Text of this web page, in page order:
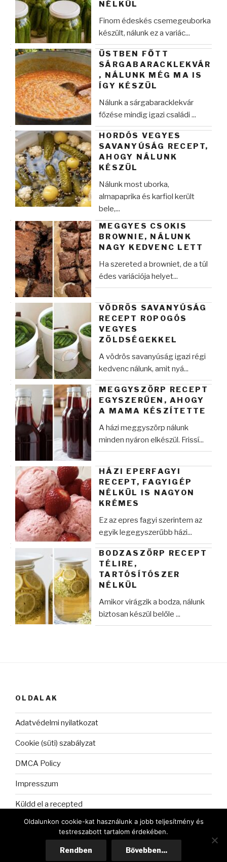
NÉLKÜL
Finom édeskés csemegeuborka
készült, nálunk ez a variác...
ÜSTBEN FŐTT
SÁRGABARACKLEKVÁR
, NÁLUNK MÉG MA IS
ÍGY KÉSZÜL
Nálunk a sárgabaracklekvár
főzése mindig igazi családi ...
HORDÓS VEGYES
SAVANYÚSÁG RECEPT,
AHOGY NÁLUNK
KÉSZÜL
Nálunk most uborka,
almapaprika és karfiol került
bele,...
MEGGYES CSOKIS
BROWNIE, NÁLUNK
NAGY KEDVENC LETT
Ha szereted a browniet, de a túl
édes variációja helyet...
VÖDRÖS SAVANYÚSÁG
RECEPT ROPOGÓS
VEGYES
ZÖLDSÉGEKKEL
A vödrös savanyúság igazi régi
kedvenc nálunk, amit nyá...
MEGGYSZÖRP RECEPT
EGYSZERŰEN, AHOGY
A MAMA KÉSZÍTETTE
A házi meggyszörp nálunk
minden nyáron elkészül. Frissí...
HÁZI EPERFAGYI
RECEPT, FAGYIGÉP
NÉLKÜL IS NAGYON
KRÉMES
Ez az epres fagyi szerintem az
egyik legegyszerűbb házi...
BODZASZÖRP RECEPT
TÉLIRE,
TARTÓSÍTÓSZER
NÉLKÜL
Amikor virágzik a bodza, nálunk
biztosan készül belőle ...
OLDALAK
Adatvédelmi nyilatkozat
Cookie (süti) szabályzat
DMCA Policy
Impresszum
Küldd el a recepted
Oldalunkon cookie-kat használunk a jobb teljesítmény és
testreszabott tartalom érdekében.
Rendben Bővebben...